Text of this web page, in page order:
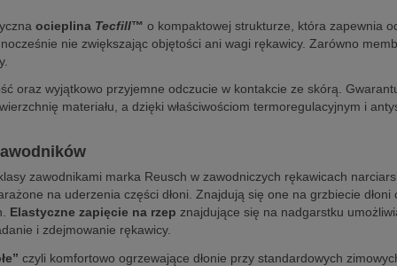
ocieplina Tecfill™ o kompaktowej strukturze, która zapewnia
nie zwiększając objętości ani wagi rękawicy. Zarówno
oraz wyjątkowo przyjemne odczucie w kontakcie ze skórą.
materiału, a dzięki właściwościom termoregulacyjnym i
zawodnikami marka Reusch w zawodniczych rękawicach
na uderzenia części dłoni. Znajdują się one na grzbiecie
Elastyczne zapięcie na rzep znajdujące się na nadgarstku
i zdejmowanie rękawicy.
czyli komfortowo ogrzewające dłonie przy standardowych